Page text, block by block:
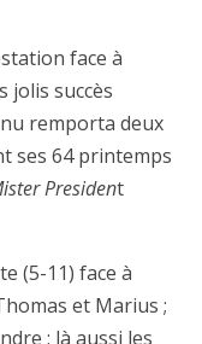
face à
jolis succès
remporta deux
ses 64 printemps
President
(5-11) face à
et Marius ;
; là aussi les